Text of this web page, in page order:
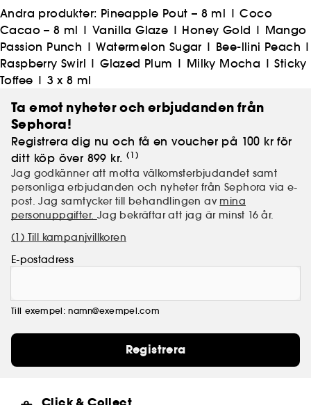
återfuktar och stärker hår och hårbotten.
Andra produkter: Pineapple Pout – 8 ml |Coco
Cacao – 8 ml |Vanilla Glaze | Honey Gold | Mango
Passion Punch |Watermelon Sugar | Bee-llini Peach |
Raspberry Swirl |Glazed Plum | Milky Mocha |Sticky
Toffee | 3 x 8 ml
Ta emot nyheter och erbjudanden från
Sephora!
Registrera dig nu och få en voucher på 100 kr för
ditt köp över 899 kr. (1)
Jag godkänner att motta välkomsterbjudandet samt
personliga erbjudanden och nyheter från Sephora via e-
post. Jag samtycker till behandlingen av mina
personuppgifter. Jag bekräftar att jag är minst 16 år.
(1) Till kampanjvillkoren
E-postadress
Till exempel: namn@exempel.com
Registrera